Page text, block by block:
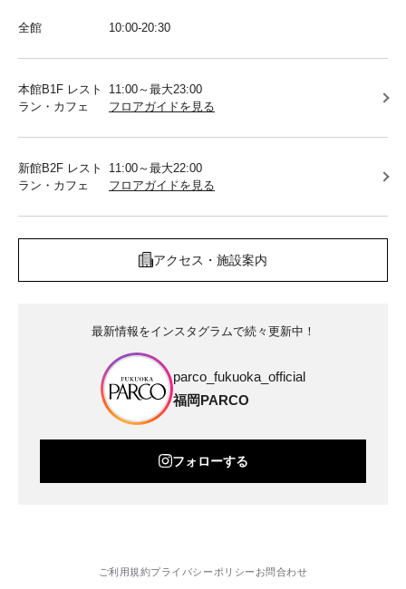
全館 10:00-20:30
本館B1F レスト
ラン・カフェ
11:00～最大23:00
フロアガイドを見る
新館B2F レスト
ラン・カフェ
11:00～最大22:00
フロアガイドを見る
アクセス・施設案内
最新情報をインスタグラムで続々更新中！
parco_fukuoka_official
福岡PARCO
フォローする
ご利用規約プライバシーポリシー お問合わせ